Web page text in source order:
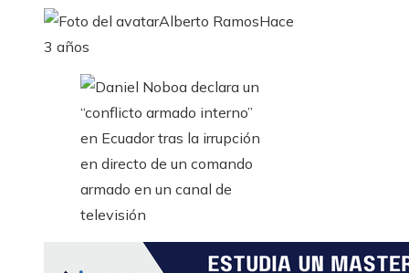
Alberto RamosHace
3 años